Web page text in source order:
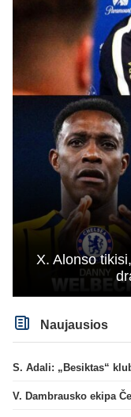
X. Alonso
Naujausios